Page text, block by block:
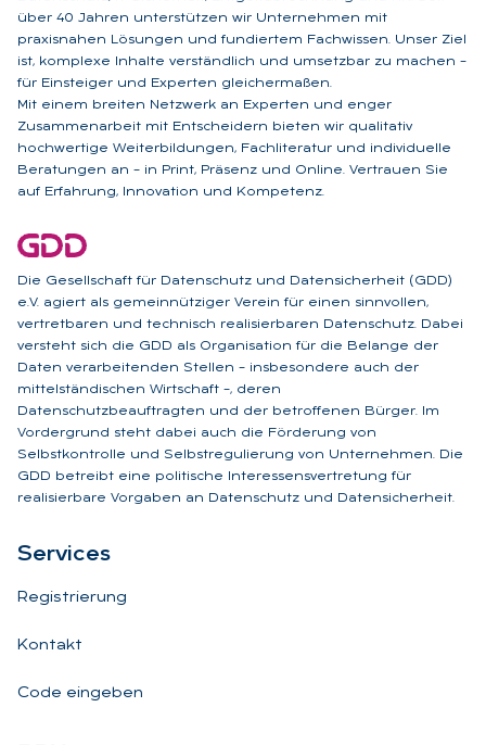
über 40 Jahren unterstützen wir Unternehmen mit
praxisnahen Lösungen und fundiertem Fachwissen. Unser Ziel
ist, komplexe Inhalte verständlich und umsetzbar zu machen –
für Einsteiger und Experten gleichermaßen.
Mit einem breiten Netzwerk an Experten und enger
Zusammenarbeit mit Entscheidern bieten wir qualitativ
hochwertige Weiterbildungen, Fachliteratur und individuelle
Beratungen an – in Print, Präsenz und Online. Vertrauen Sie
auf Erfahrung, Innovation und Kompetenz.
Die Gesellschaft für Datenschutz und Datensicherheit (GDD)
e.V. agiert als gemeinnütziger Verein für einen sinnvollen,
vertretbaren und technisch realisierbaren Datenschutz. Dabei
versteht sich die GDD als Organisation für die Belange der
Daten verarbeitenden Stellen – insbesondere auch der
mittelständischen Wirtschaft –, deren
Datenschutzbeauftragten und der betroffenen Bürger. Im
Vordergrund steht dabei auch die Förderung von
Selbstkontrolle und Selbstregulierung von Unternehmen. Die
GDD betreibt eine politische Interessensvertretung für
realisierbare Vorgaben an Datenschutz und Datensicherheit.
Ser­vices
Registrierung
Kontakt
Code eingeben